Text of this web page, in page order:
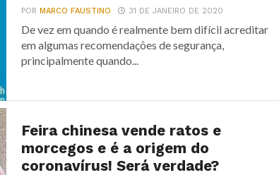
PORMARCO FAUSTINO 31 DE JANEIRO DE 2020
De vez em quando é realmente bem difícil acreditar
em algumas recomendações de segurança,
principalmente quando...
Feira chinesa vende ratos e
morcegos e é a origem do
coronavírus! Será verdade?